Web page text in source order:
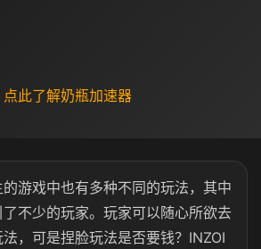
此了解奶瓶加速器
游戏中也有多种不同的玩法，其中
不少的玩家。玩家可以随心所欲去
，可是捏脸玩法是否要钱？INZOI